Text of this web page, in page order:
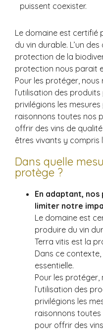
puissent coexister.
Le domaine est certifié
du vin durable. L’un
protection de la
protection nous parait
Pour les protéger,
l’utilisation des
privilégions les
raisonnons toutes nos
offrir des vins de
êtres vivants y compris
Dans quelle
protège ?
En adaptant,
limiter notre
Le domaine est
produire du vin
Terra vitis est la
Dans ce
essentielle.
Pour les protéger,
l’utilisation des
privilégions les
raisonnons
pour offrir des